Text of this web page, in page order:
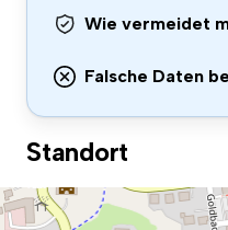
Wie vermeidet
Falsche Daten
Standort